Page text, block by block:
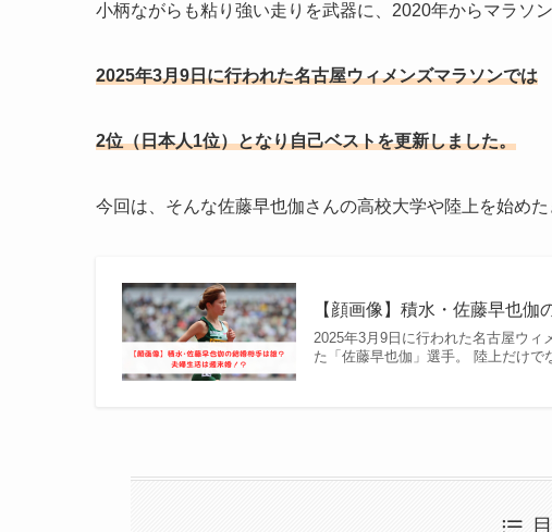
小柄ながらも粘り強い走りを武器に、2020年からマラソン
2025年3月9日に行われた名古屋ウィメンズマラソンでは
2位（日本人1位）となり自己ベストを更新しました。
今回は、そんな佐藤早也伽さんの高校大学や陸上を始めた
【顔画像】積水・佐藤早也伽
2025年3月9日に行われた名古屋ウィ
た「佐藤早也伽」選手。 陸上だけ